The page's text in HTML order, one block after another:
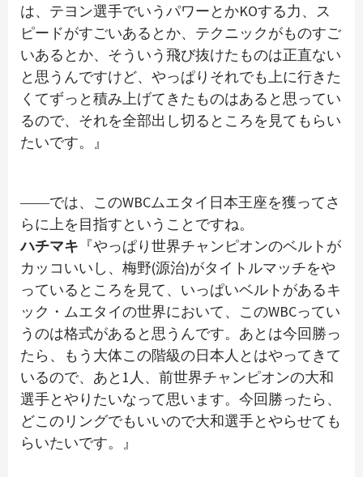
は、テヨン選手でいうパワーとかKOする力、ス
ピードがすごいあるとか、テクニックがものすご
いあるとか、そういう飛び抜けたものは正直ない
と思うんですけど、やっぱりそれでも上に行きた
くてずっと積み上げてきたものはあると思ってい
るので、それを全部出し切るところを見てもらい
たいです。』
――では、このWBCムエタイ日本王座を獲ってさ
らに上を目指すということですね。
ハチマキ 『やっぱり世界チャンピオンのベルトが
カッコいいし、梅野(源治)がタイトルマッチをや
っているところを見て、いっぱいベルトがあるキ
ック・ムエタイの世界において、このWBCってい
うのは格式があると思うんです。あとは今回勝っ
たら、もう大体この階級の日本人とはやってきて
いるので、あと1人、前世界チャンピオンの大和
選手とやりたいなって思います。今回勝ったら、
どこのリングでもいいので大和選手とやらせても
らいたいです。』